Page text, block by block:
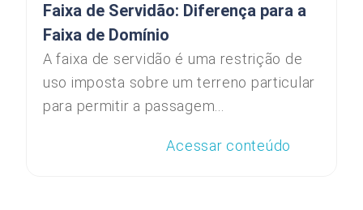
Faixa de Servidão: Diferença para a
Faixa de Domínio
A faixa de servidão é uma restrição de
uso imposta sobre um terreno particular
para permitir a passagem...
Acessar conteúdo